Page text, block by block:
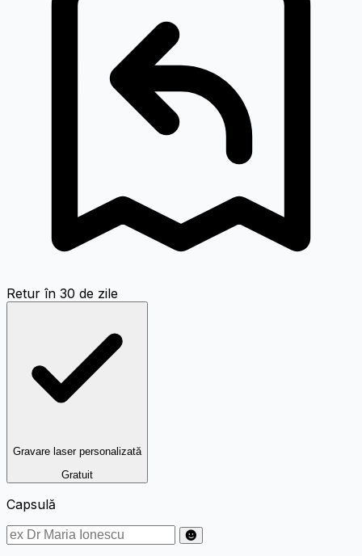
Retur în 30 de zile
Gravare laser personalizată
Gratuit
Capsulă